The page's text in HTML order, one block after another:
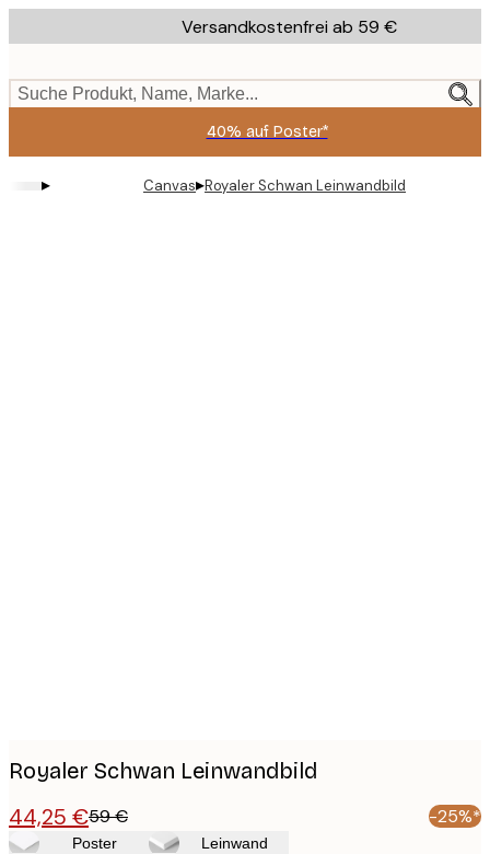
to
content.
Versandkostenfrei ab 59 €
Suche Produkt, Name, Marke...
40% auf Poster*
▸ Canvas▸Royaler Schwan Leinwandbild
Royaler Schwan Leinwandbild
44,25 €59 € -25%*
Poster Leinwand